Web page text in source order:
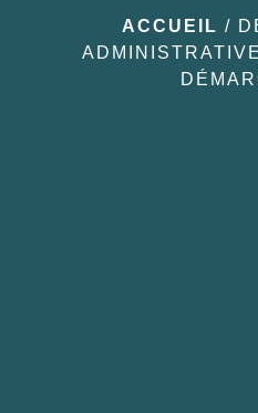
ACCUEIL /